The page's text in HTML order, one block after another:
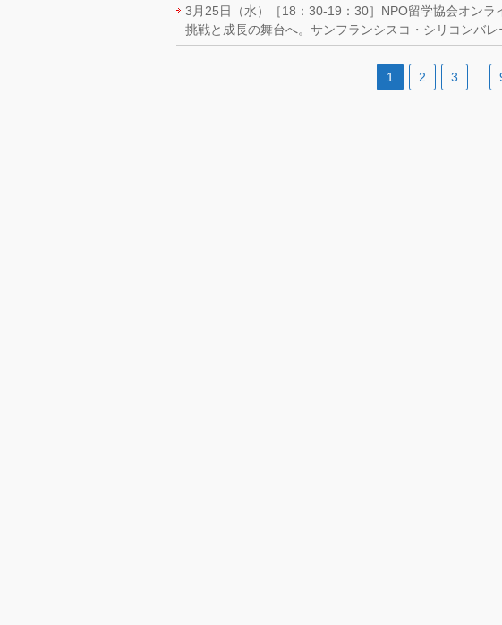
3月25日（水）［18：30-19：30］NPO留学協会オンラ
挑戦と成長の舞台へ。サンフランシスコ・シリコンバレ
1 2 3